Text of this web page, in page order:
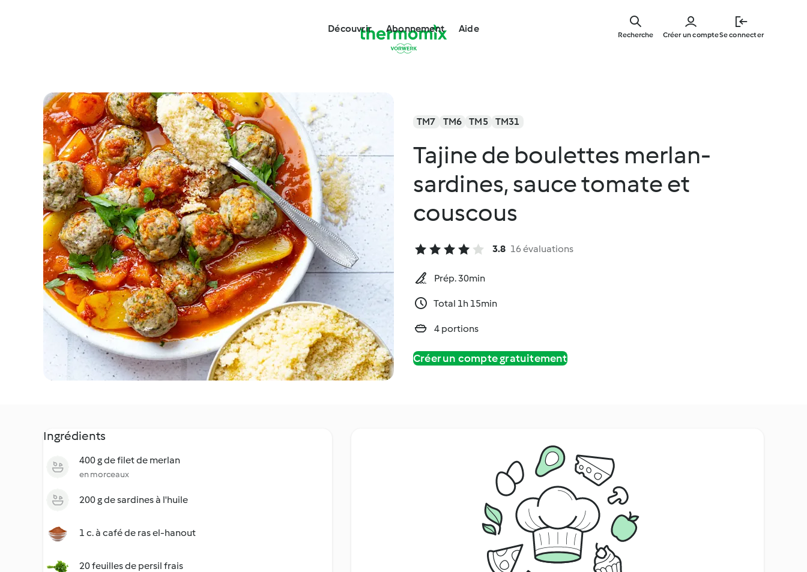
main
Découvrir Abonnement Aide
Créer un compteSe connecter
Recherche
TM7 TM6 TM5 TM31
Tajine de boulettes merlan-
sardines, sauce tomate et
couscous
3.8 16 évaluations
Prép. 30min
Total 1h 15min
4 portions
Créer un compte gratuitement
Ingrédients
400 g de filet de merlan
en morceaux
200 g de sardines à l'huile
1 c. à café de ras el-hanout
20 feuilles de persil frais